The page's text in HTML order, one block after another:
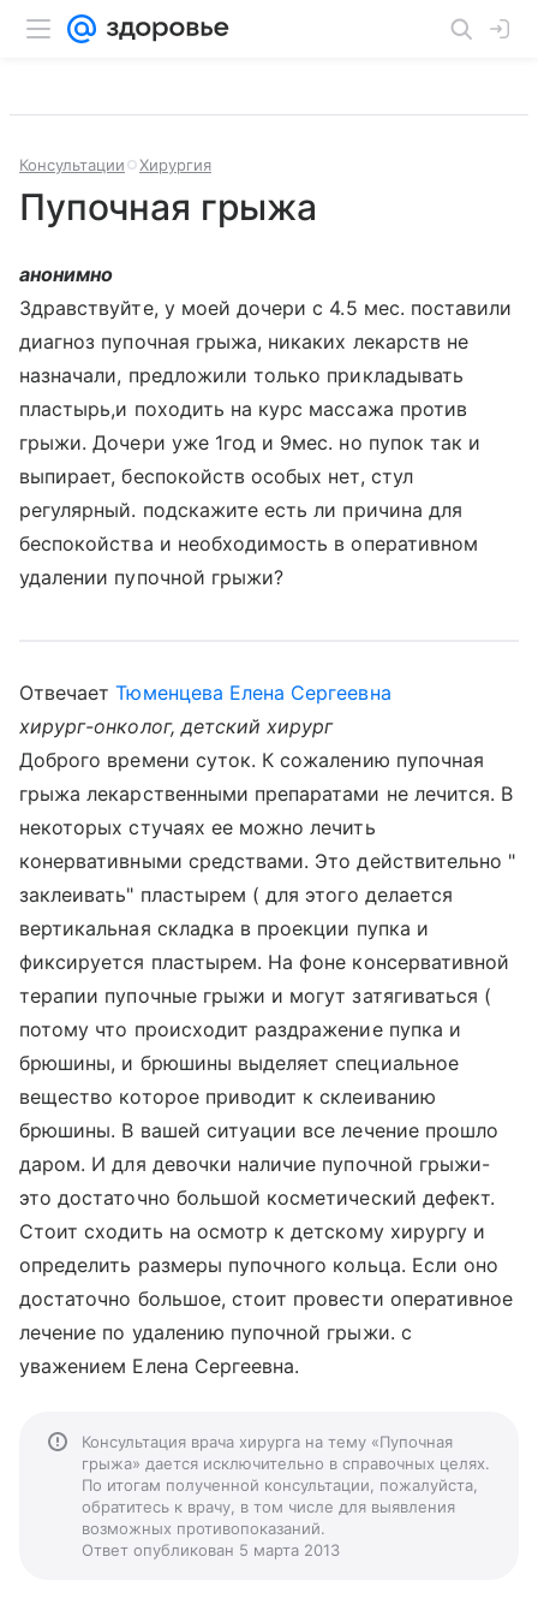
Консультации Хирургия
Пупочная грыжа
анонимно
Здравствуйте, у моей дочери с 4.5 мес. поставили
диагноз пупочная грыжа, никаких лекарств не
назначали, предложили только прикладывать
пластырь,и походить на курс массажа против
грыжи. Дочери уже 1год и 9мес. но пупок так и
выпирает, беспокойств особых нет, стул
регулярный. подскажите есть ли причина для
беспокойства и необходимость в оперативном
удалении пупочной грыжи?
ОтвечаетТюменцева Елена Сергеевна
хирург-онколог, детский хирург
Доброго времени суток. К сожалению пупочная
грыжа лекарственными препаратами не лечится. В
некоторых стучаях ее можно лечить
конервативными средствами. Это действительно "
заклеивать" пластырем ( для этого делается
вертикальная складка в проекции пупка и
фиксируется пластырем. На фоне консервативной
терапии пупочные грыжи и могут затягиваться (
потому что происходит раздражение пупка и
брюшины, и брюшины выделяет специальное
вещество которое приводит к склеиванию
брюшины. В вашей ситуации все лечение прошло
даром. И для девочки наличие пупочной грыжи-
это достаточно большой косметический дефект.
Стоит сходить на осмотр к детскому хирургу и
определить размеры пупочного кольца. Если оно
достаточно большое, стоит провести оперативное
лечение по удалению пупочной грыжи. с
уважением Елена Сергеевна.
Консультация врача хирурга на тему «Пупочная
грыжа» дается исключительно в справочных целях.
По итогам полученной консультации, пожалуйста,
обратитесь к врачу, в том числе для выявления
возможных противопоказаний.
Ответ опубликован 5 марта 2013